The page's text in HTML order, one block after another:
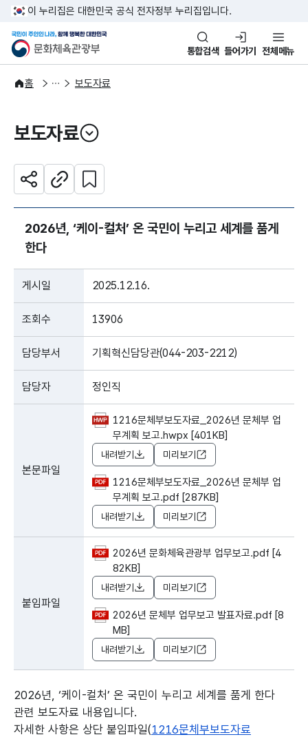
본문 바로가기
주메뉴 바로가기
이 누리집은 대한민국 공식 전자정부 누리집입니다.
문화체육관광부
국민이 주인인 나라, 함께 행복
통합검색 들어가기 전체메뉴
홈
알림·소식
보도·뉴스 보도자료
보도자료
열기
공유하기주소복사
관심 콘텐츠 설정하기
2026년, ‘케이-컬처’ 온 국민이 누리고 세계를 품게
한다
게시일 2025.12.16.
조회수 13906
담당부서 기획혁신담당관(044-203-2212)
담당자 정인직
본문파일
1216문체부보도자료_2026년 문체부 업
무계획 보고.hwpx [401KB]
내려받기 미리보기
1216문체부보도자료_2026년 문체부 업
무계획 보고.pdf [287KB]
내려받기 미리보기
붙임파일
2026년 문화체육관광부 업무보고.pdf [4
82KB]
내려받기 미리보기
2026년 문체부 업무보고 발표자료.pdf [8
MB]
내려받기 미리보기
2026년, ‘케이-컬처’ 온 국민이 누리고 세계를 품게 한다
관련 보도자료 내용입니다.
자세한 사항은 상단 붙임파일(1216문체부보도자료